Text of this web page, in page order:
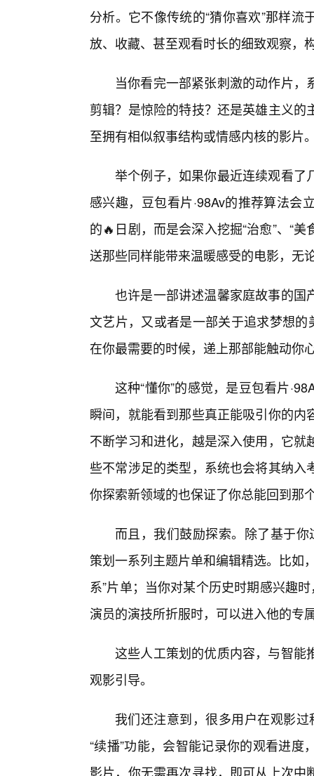
分析。它不像传统的“猜你喜欢”那样
放、收藏、甚至观看时长的细致观察，
当你看完一部紧张刺激的动作片
剪辑？是惊险的特技？还是英雄主义
至拥有相似叙事结构或情感内核的影片
举个例子，如果你最近连续观看了
感兴趣，豆包看片·98Av的推荐算法会
的🔥日剧，而是会深入挖掘“治愈”、“
送那些同样能带来温暖感受的电影，无
也许是一部讲述温馨家庭故事的国
文艺片，又或者是一部关于追求梦想
在你最需要的时候，递上那部能触动你
这种“懂你”的感觉，是豆包看片
瞬间，就能看到那些真正能吸引你的
不断学习和进化，越是深入使用，它
些不常涉足的类型，系统也会将其纳
你探索新领域的也保证了你总能回到那
而且，我们鼓励探索。除了基于
策划一系列主题片单和编辑精选。比如
系”片单；当你对某个历史时期感兴趣
演员的演技所折服时，可以进入他的专
这些人工策划的优质内容，与智能
观影引导。
我们还注意到，很多用户在观影
“续播”功能，会智能记录你的观看进
影片，你无需再次寻找，即可从上次